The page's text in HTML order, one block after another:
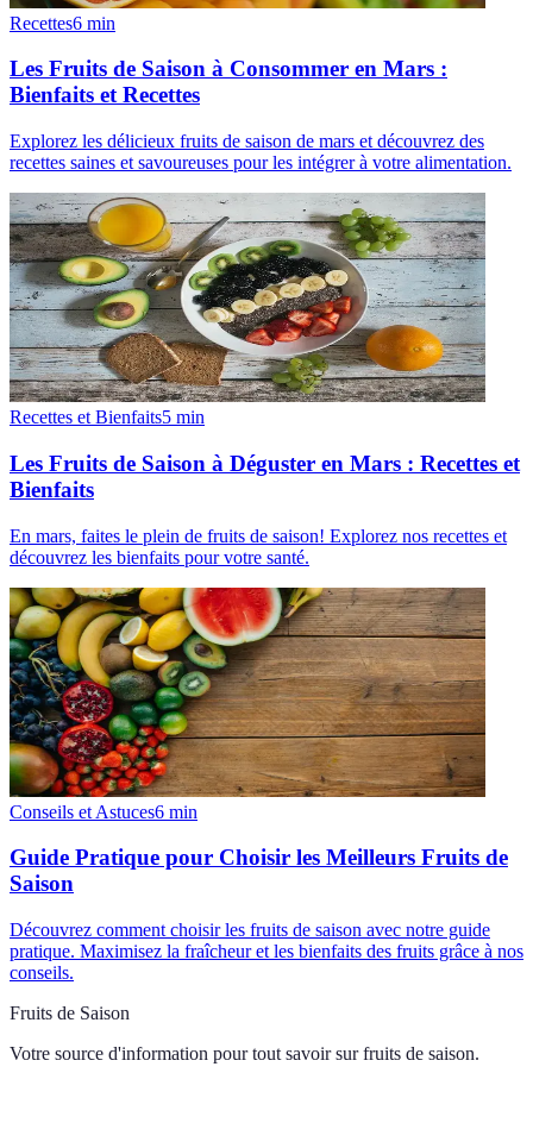
Recettes6 min
Les Fruits de Saison à Consommer en Mars :
Bienfaits et Recettes
Explorez les délicieux fruits de saison de mars et découvrez des
recettes saines et savoureuses pour les intégrer à votre alimentation.
Recettes et Bienfaits5 min
Les Fruits de Saison à Déguster en Mars : Recettes et
Bienfaits
En mars, faites le plein de fruits de saison! Explorez nos recettes et
découvrez les bienfaits pour votre santé.
Conseils et Astuces6 min
Guide Pratique pour Choisir les Meilleurs Fruits de
Saison
Découvrez comment choisir les fruits de saison avec notre guide
pratique. Maximisez la fraîcheur et les bienfaits des fruits grâce à nos
conseils.
Fruits de Saison
Votre source d'information pour tout savoir sur fruits de saison.